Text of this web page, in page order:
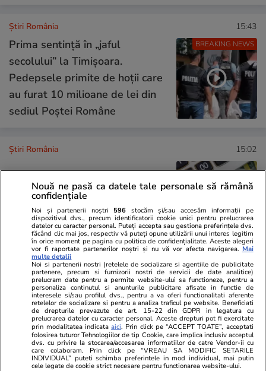
BREAKING NEWS
Știri România 15:43
Prima sentință în „jaful
secolului” la Timișoara.
Pedepsele primite de hoții care
au furat 10 milioane de lei din
sediul Poștei Române
Știri România 15:02
Cât plătesc românii fără venituri
pentru CASS în 2026
Exclusiv
Știri România 14:00
Ce au răspuns SIE și SRI la
solicitarea Libertatea privind
gradul de militarizare a celor
două servicii
Nouă ne pasă ca datele tale personale să rămână
confidențiale
Noi și partenerii noștri 596 stocăm și/sau accesăm informații pe
dispozitivul dvs., precum identificatorii cookie unici pentru prelucrarea
datelor cu caracter personal. Puteți accepta sau gestiona preferințele dvs.
făcând clic mai jos, respectiv vă puteți opune utilizării unui interes legitim
în orice moment pe pagina cu politica de confidențialitate. Aceste alegeri
vor fi raportate partenerilor noștri și nu vă vor afecta navigarea. Mai
multe detalii
Noi si partenerii nostri (retelele de socializare si agentiile de publicitate
partenere, precum si furnizorii nostri de servicii de date analitice)
prelucram date pentru a permite website-ului sa functioneze, pentru a
personaliza continutul si anunturile publicitare afisate in functie de
interesele si/sau profilul dvs., pentru a va oferi functionalitati aferente
retelelor de socializare si pentru a analiza traficul pe website. Beneficiati
de drepturile prevazute de art. 15-22 din GDPR in legatura cu
prelucrarea datelor cu caracter personal. Aceste drepturi pot fi exercitate
prin modalitatea indicataaici. Prin click pe “ACCEPT TOATE”, acceptati
folosirea tuturor Tehnologiilor de tip Cookie, care implica inclusiv acceptul
dvs. cu privire la stocarea/accesarea informatiilor de catre Vendor-ii cu
care colaboram. Prin click pe “VREAU SA MODIFIC SETARILE
INDIVIDUAL” puteti schimba preferintele in mod individual, mai putin
cele legate de cookie strict necesare pentru functionarea website-ului.